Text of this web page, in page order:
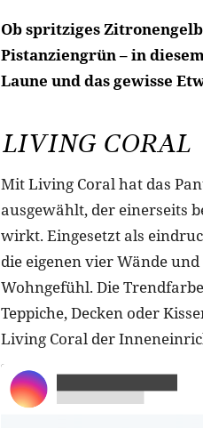
Ob spritziges
Pistanziengrün – in
Laune und das gewisse
LIVING CORAL
Mit Living Coral hat das
ausgewählt, der einerseits
wirkt. Eingesetzt als
die eigenen vier Wände
Wohngefühl. Die
Teppiche, Decken oder
Living Coral der